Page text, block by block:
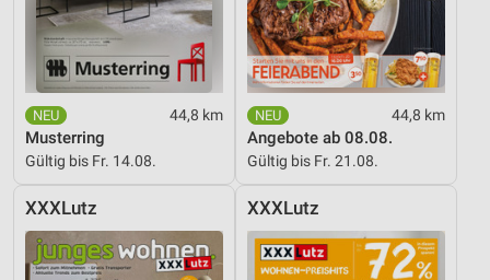
44,8 km
Musterring
Gültig bis Fr. 14.08.
44,8 km
Angebote ab 08.08.
Gültig bis Fr. 21.08.
XXXLutz XXXLutz